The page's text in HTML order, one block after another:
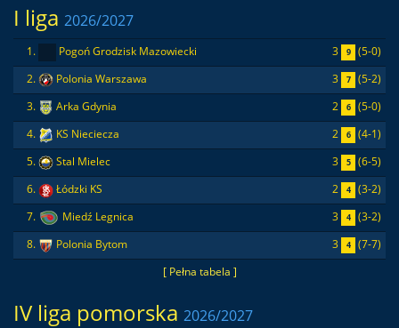
I liga 2026/2027
[ Pełna tabela ]
1. Pogoń Grodzisk Mazowiecki 3 9
(5-0)
2.
Polonia Warszawa 3 7
(5-2)
3.
Arka Gdynia 2 6
(5-0)
4.
KS Nieciecza 2 6
(4-1)
5.
Stal Mielec 3 5
(6-5)
6.
Łódzki KS 2 4
(3-2)
7.
Miedź Legnica 3 4
(3-2)
8.
Polonia Bytom 3 4 (7-7)
IV liga pomorska 2026/2027